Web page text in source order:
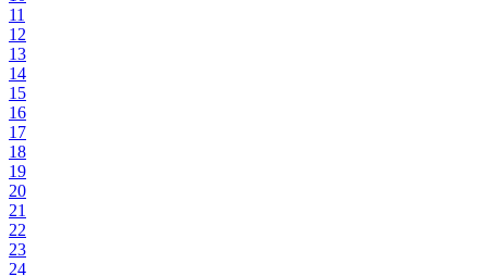
11
12
13
14
15
16
17
18
19
20
21
22
23
24